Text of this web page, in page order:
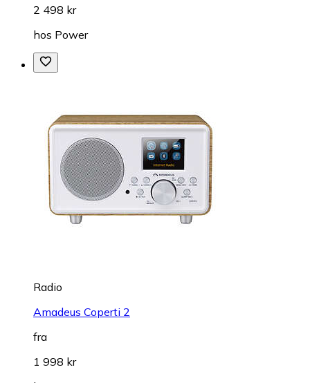
2 498 kr
hos Power
Radio
Amadeus Coperti 2
fra
1 998 kr